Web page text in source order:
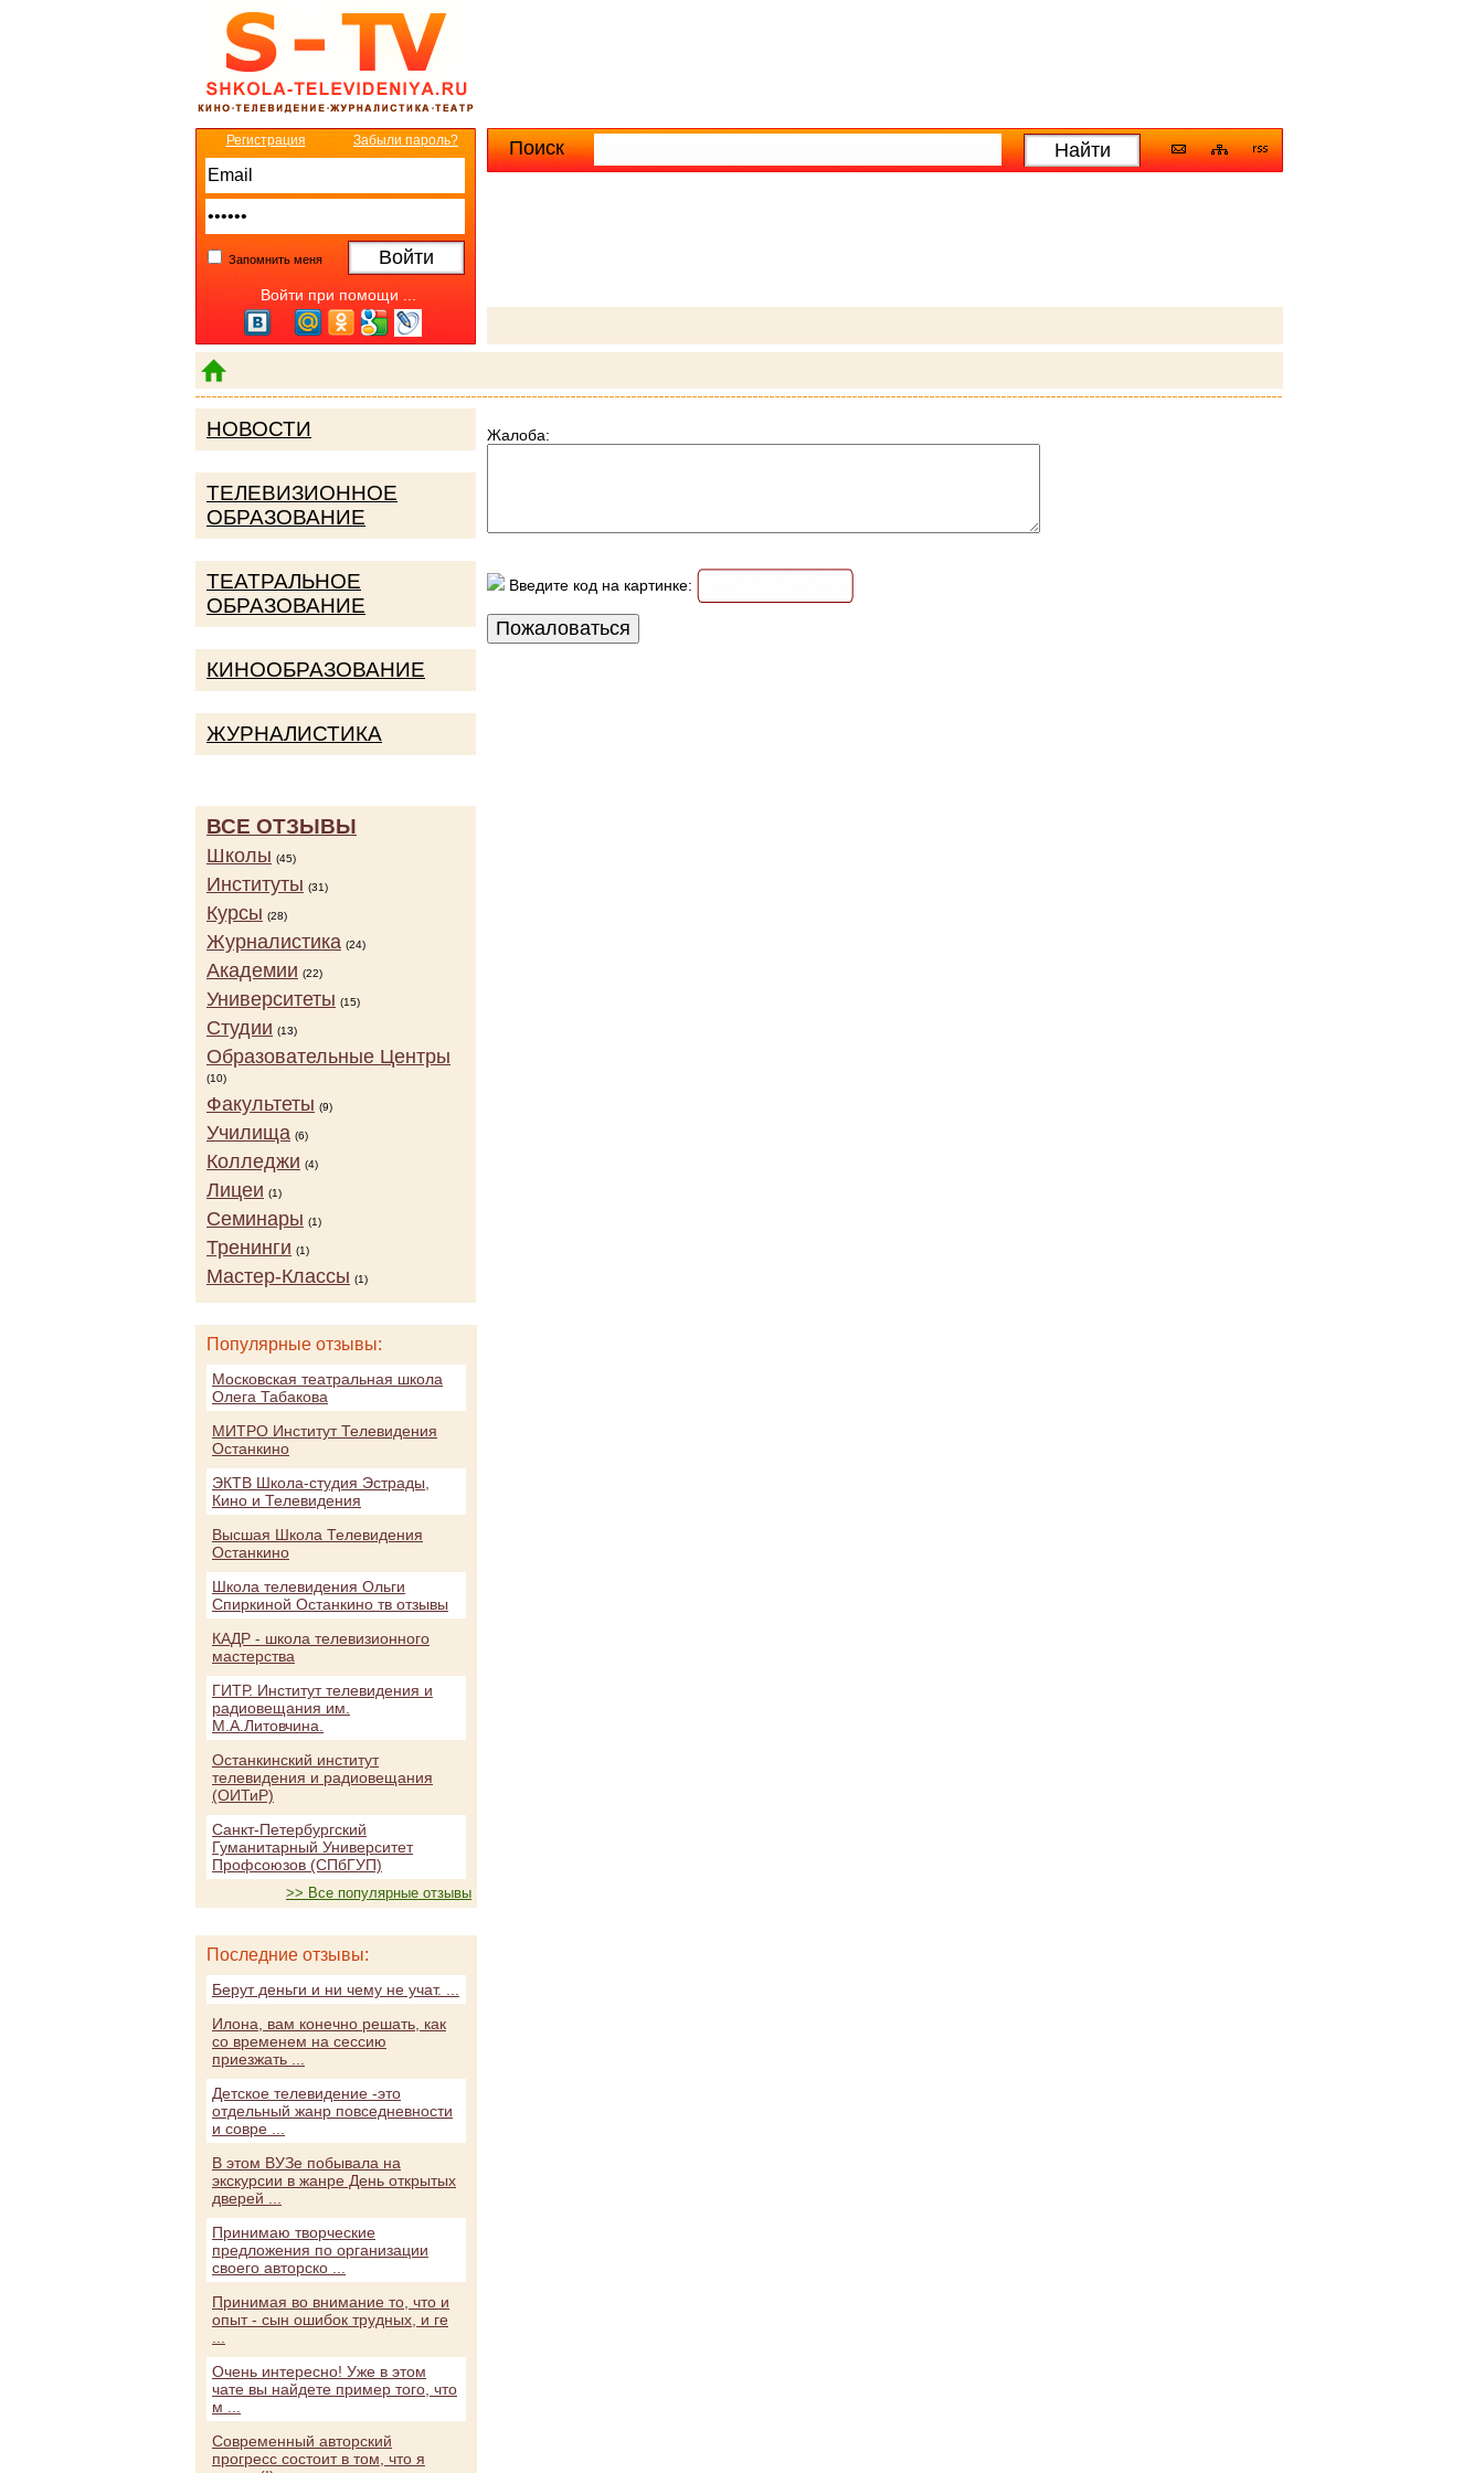
Поиск
Расширенный поиск
Регистрация Забыли пароль?
Запомнить меня
Войти при помощи ...
Жалоба:
Введите код на картинке:
НОВОСТИ
ТЕЛЕВИЗИОННОЕ
ОБРАЗОВАНИЕ
ТЕАТРАЛЬНОЕ
ОБРАЗОВАНИЕ
КИНООБРАЗОВАНИЕ
ЖУРНАЛИСТИКА
ВСЕ ОТЗЫВЫ
Школы (45)
Институты (31)
Курсы (28)
Журналистика (24)
Академии (22)
Университеты (15)
Студии (13)
Образовательные Центры
(10)
Факультеты (9)
Училища (6)
Колледжи (4)
Лицеи (1)
Семинары (1)
Тренинги (1)
Мастер-Классы (1)
Популярные отзывы:
Московская театральная школа
Олега Табакова
МИТРО Институт Телевидения
Останкино
ЭКТВ Школа-студия Эстрады,
Кино и Телевидения
Высшая Школа Телевидения
Останкино
Школа телевидения Ольги
Спиркиной Останкино тв отзывы
КАДР - школа телевизионного
мастерства
ГИТР. Институт телевидения и
радиовещания им.
М.А.Литовчина.
Останкинский институт
телевидения и радиовещания
(ОИТиР)
Санкт-Петербургский
Гуманитарный Университет
Профсоюзов (СПбГУП)
>> Все популярные отзывы
Последние отзывы:
Берут деньги и ни чему не учат. ...
Илона, вам конечно решать, как
со временем на сессию
приезжать ...
Детское телевидение -это
отдельный жанр повседневности
и совре ...
В этом ВУЗе побывала на
экскурсии в жанре День открытых
дверей ...
Принимаю творческие
предложения по организации
своего авторско ...
Принимая во внимание то, что и
опыт - сын ошибок трудных, и ге
Очень интересно! Уже в этом
чате вы найдете пример того, что
м ...
Современный авторский
прогресс состоит в том, что я